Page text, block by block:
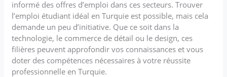
informé des offres d’emploi dans ces secteurs. Trouver
l’emploi étudiant idéal en Turquie est possible, mais cela
demande un peu d’initiative. Que ce soit dans la
technologie, le commerce de détail ou le design, ces
filières peuvent approfondir vos connaissances et vous
doter des compétences nécessaires à votre réussite
professionnelle en Turquie.